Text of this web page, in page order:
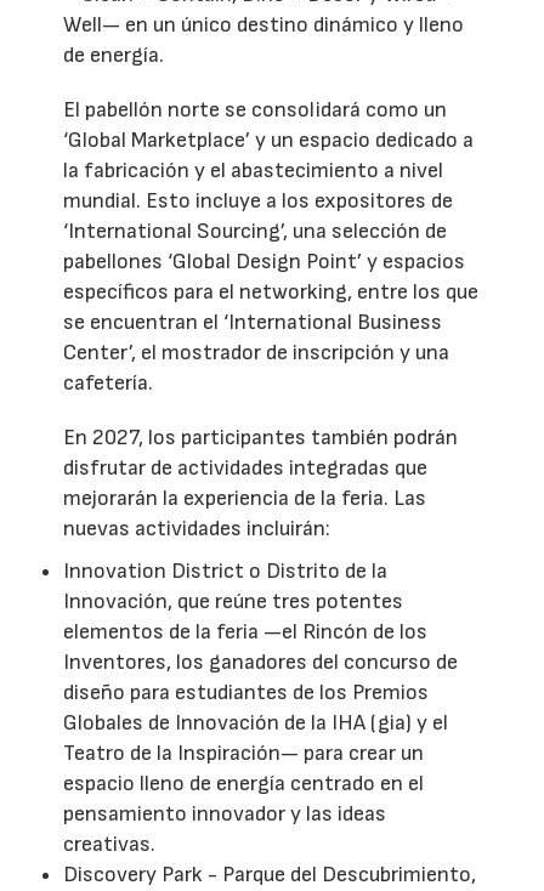
Well— en un único destino dinámico y lleno
de energía.
El pabellón norte se consolidará como un
‘Global Marketplace’ y un espacio dedicado a
la fabricación y el abastecimiento a nivel
mundial. Esto incluye a los expositores de
‘International Sourcing’, una selección de
pabellones ‘Global Design Point’ y espacios
específicos para el networking, entre los que
se encuentran el ‘International Business
Center’, el mostrador de inscripción y una
cafetería.
En 2027, los participantes también podrán
disfrutar de actividades integradas que
mejorarán la experiencia de la feria. Las
nuevas actividades incluirán:
Innovation District o Distrito de la
Innovación, que reúne tres potentes
elementos de la feria —el Rincón de los
Inventores, los ganadores del concurso de
diseño para estudiantes de los Premios
Globales de Innovación de la IHA (gia) y el
Teatro de la Inspiración— para crear un
espacio lleno de energía centrado en el
pensamiento innovador y las ideas
creativas.
Discovery Park - Parque del Descubrimiento,